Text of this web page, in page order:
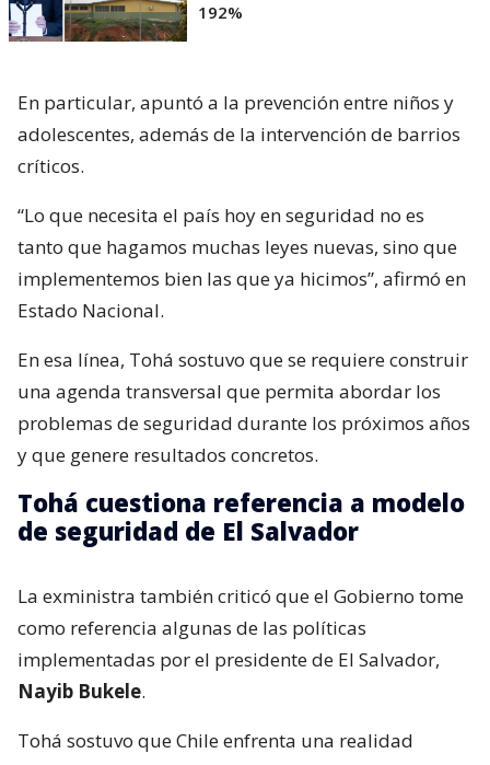
192%
En particular, apuntó a la prevención entre niños y
adolescentes, además de la intervención de barrios
críticos.
“Lo que necesita el país hoy en seguridad no es
tanto que hagamos muchas leyes nuevas, sino que
implementemos bien las que ya hicimos”, afirmó en
Estado Nacional.
En esa línea, Tohá sostuvo que se requiere construir
una agenda transversal que permita abordar los
problemas de seguridad durante los próximos años
y que genere resultados concretos.
Tohá cuestiona referencia a modelo
de seguridad de El Salvador
La exministra también criticó que el Gobierno tome
como referencia algunas de las políticas
implementadas por el presidente de El Salvador,
Nayib Bukele.
Tohá sostuvo que Chile enfrenta una realidad